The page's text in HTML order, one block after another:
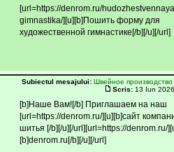
[url=https://denrom.ru/
gimnastika/][u][b]Пошить форму для
художественной гимнастике[/b][/u][/url]
Subiectul mesajului: Швейное производство
Scris: 13 Iun
[b]Наше Вам![/b] Приглашаем на наш
[url=https://denrom.ru/][u][b]сайт
шитья [/b][/u][/url][url=https://denrom.ru/
[b]denrom.ru[/b][/u][/url]